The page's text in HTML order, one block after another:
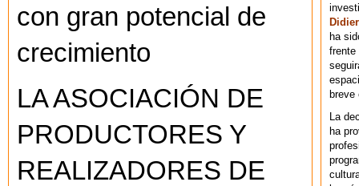
con gran potencial de
crecimiento
LA ASOCIACIÓN DE
PRODUCTORES Y
REALIZADORES DE
Didier
ha
frente
breve
La
ha